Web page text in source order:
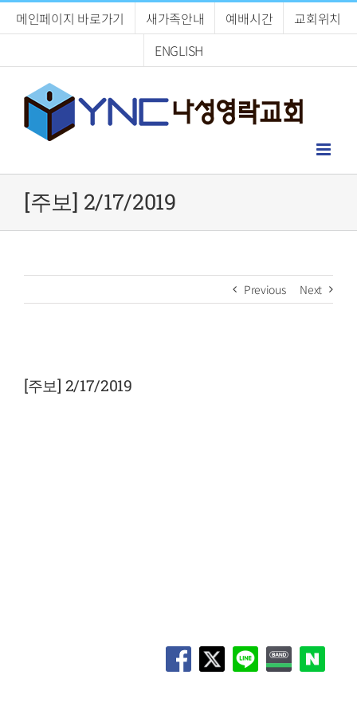
메인페이지 바로가기 새가족안내 예배시간
교회위치
ENGLISH
[주보] 2/17/2019
Previous Next
Larger
Image
[주보] 2/17/2019